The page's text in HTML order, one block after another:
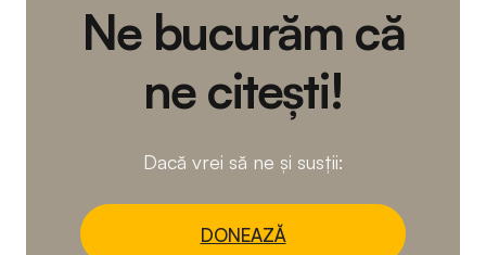
Ne bucurăm că
ne citești!
Dacă vrei să ne și susții:
DONEAZĂ